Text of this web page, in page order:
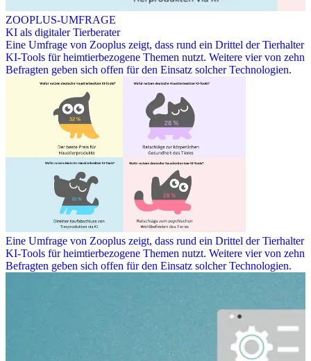
ZOOPLUS-UMFRAGE
KI als digitaler Tierberater
Eine Umfrage von Zooplus zeigt, dass rund ein Drittel der Tierhalter
KI-Tools für heimtierbezogene Themen nutzt. Weitere vier von zehn
Befragten geben sich offen für den Einsatz solcher Technologien.
Eine Umfrage von Zooplus zeigt, dass rund ein Drittel der Tierhalter
KI-Tools für heimtierbezogene Themen nutzt. Weitere vier von zehn
Befragten geben sich offen für den Einsatz solcher Technologien.